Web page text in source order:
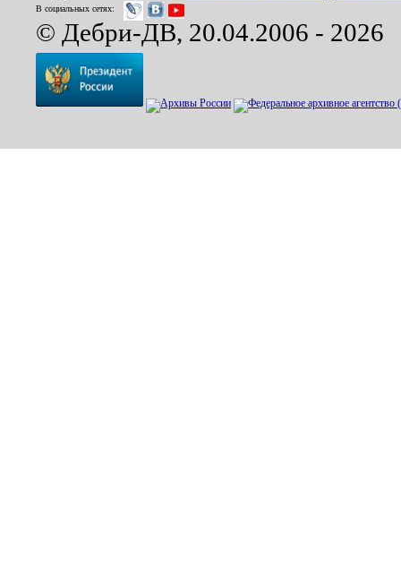
В социальных сетях:
© Дебри-ДВ, 20.04.2006 - 2026